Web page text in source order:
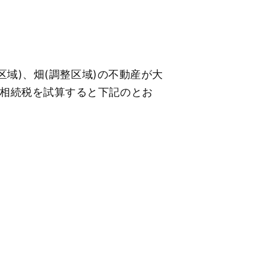
域)、畑(調整区域)の不動産が大
続税を試算すると下記のとお